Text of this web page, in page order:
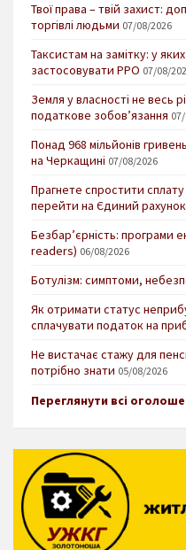
Твої права – твій захист:
торгівлі людьми 07/08/2026
Таксистам на замітку: у
застосовувати РРО 07/08/
Земля у власності не весь
податкове зобов’язання
Понад 968 мільйонів
на Черкащині 07/08/2026
Прагнете спростити
перейти на Єдиний рахунок
Безбар’єрність: програми
readers) 06/08/2026
Ботулізм: симптоми,
Як отримати статус
сплачувати податок на
Не вистачає стажу для
потрібно знати 05/08/2026
Переглянути всі